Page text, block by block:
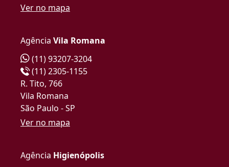
Ver no mapa
Agência Vila Romana
(11) 93207-3204
(11) 2305-1155
R. Tito, 766
Vila Romana
São Paulo - SP
Ver no mapa
Agência Higienópolis